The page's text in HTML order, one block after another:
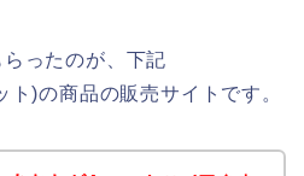
ったのが、下記
)の商品の販売サイトです。